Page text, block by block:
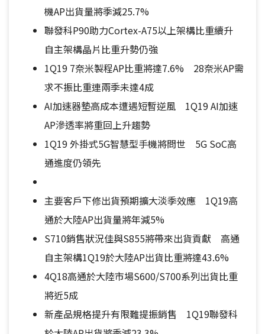
機AP出貨量將季減25.7%
聯發科P90助力Cortex-A75以上架構比重續升
自主架構晶片比重升勢仍強
1Q19 7奈米製程AP比重將達7.6% 28奈米AP需
求不振比重連兩季未達4成
AI加速器墊高成本遭遇短暫逆風 1Q19 AI加速
AP滲透率將重回上升趨勢
1Q19 外掛式5G智慧型手機將問世 5G SoC高
通進度仍領先
主要客戶下修出貨預期擴大淡季效應 1Q19高
通於大陸AP出貨量將年減5%
S710銷售狀況佳與S855將帶來出貨貢獻 高通
自主架構1Q19於大陸AP出貨比重將達43.6%
4Q18高通於大陸市場S600/S700系列出貨比重
將近5成
新產品規格提升有限難提振銷售 1Q19聯發科